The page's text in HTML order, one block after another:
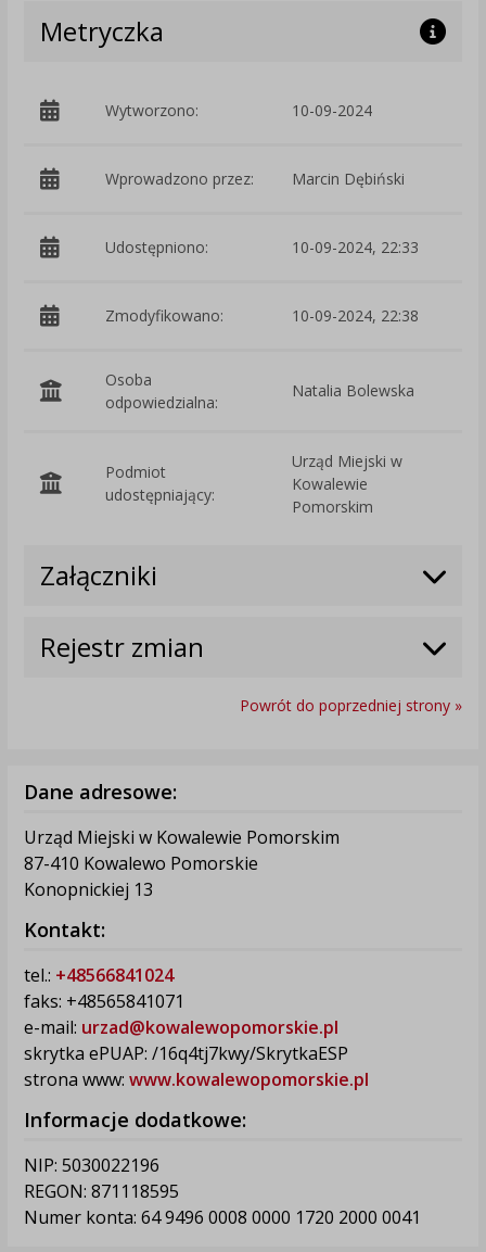
Metryczka
Wytworzono: 10-09-2024
Wprowadzono przez: Marcin Dębiński
Udostępniono: 10-09-2024, 22:33
Zmodyfikowano: 10-09-2024, 22:38
Osoba
odpowiedzialna:
Natalia Bolewska
Podmiot
udostępniający:
Urząd Miejski w
Kowalewie
Pomorskim
Załączniki
Rejestr zmian
Powrót do poprzedniej strony »
Dane adresowe:
Urząd Miejski w Kowalewie Pomorskim
87-410 Kowalewo Pomorskie
Konopnickiej 13
Kontakt:
tel.: +48566841024
faks: +48565841071
e-mail: urzad@kowalewopomorskie.pl
skrytka ePUAP: /16q4tj7kwy/SkrytkaESP
strona www: www.kowalewopomorskie.pl
Informacje dodatkowe:
NIP: 5030022196
REGON: 871118595
Numer konta: 64 9496 0008 0000 1720 2000 0041